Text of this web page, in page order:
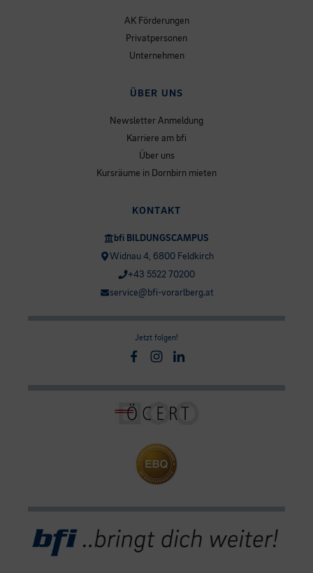
AK Förderungen
Privatpersonen
Unternehmen
ÜBER UNS
Newsletter Anmeldung
Karriere am bfi
Über uns
Kursräume in Dornbirn mieten
KONTAKT
bfi BILDUNGSCAMPUS
Widnau 4, 6800 Feldkirch
+43 5522 70200
service@bfi-vorarlberg.at
Jetzt folgen!
Facebook
Instagram
Linkedin